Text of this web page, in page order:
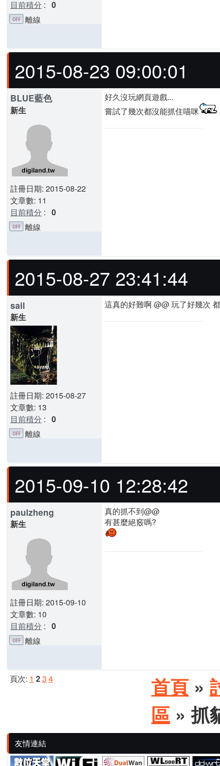
目前積分 : 0
離線
2015-08-23 09:00:01
BLUE藍色
新生
註冊日期: 2015-08-22
文章數: 11
目前積分 : 0
好久沒玩網頁遊戲...
嘗試了幾次都沒能抓住喵咪
離線
2015-08-27 23:41:44
sail
新生
註冊日期: 2015-08-27
文章數: 13
目前積分 : 0
這真的好難啊 @@ 玩了好幾次
離線
2015-09-10 12:28:42
paulzheng
新生
註冊日期: 2015-09-10
文章數: 10
目前積分 : 0
真的抓不到@@
有甚麼絕竅嗎?
離線
頁次: 1 23 4 首頁 »
區 » 抓
友情連結